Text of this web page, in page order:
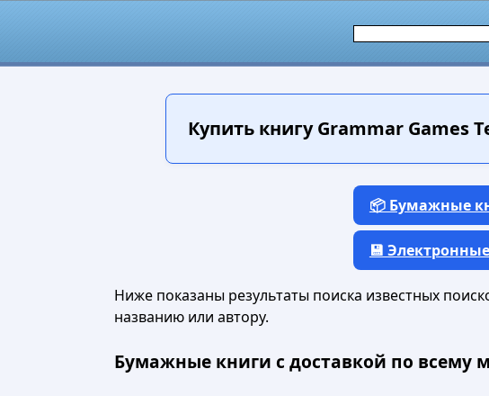
Купить книгуGrammar Games
📦 Бумажные
💾
Ниже показаны результаты поиска известных
названию или автору.
Бумажные книги с доставкой по всему